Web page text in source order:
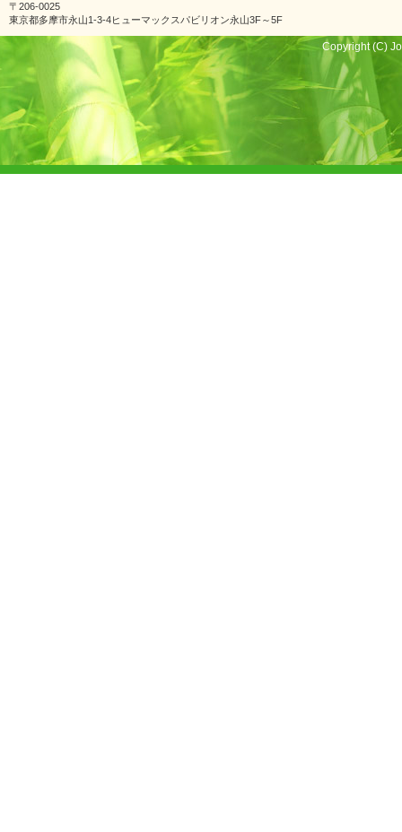
〒206-0025
東京都多摩市永山1-3-4ヒューマックスパビリオン永山3F～5F
Copyright (C)